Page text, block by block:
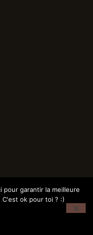
pour garantir la meilleure
ok pour toi ? :)